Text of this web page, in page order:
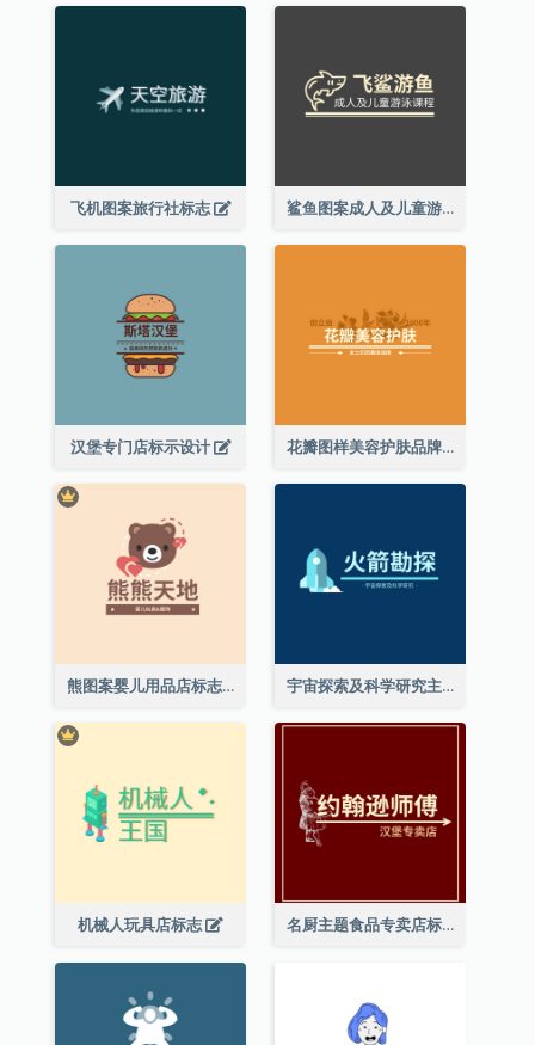
飞机图案旅行社标志 鲨鱼图案成人及儿童游泳课程标志设计
汉堡专门店标示设计 花瓣图样美容护肤品牌标志
熊图案婴儿用品店标志 宇宙探索及科学研究主题标志设计
机械人玩具店标志 名厨主题食品专卖店标志